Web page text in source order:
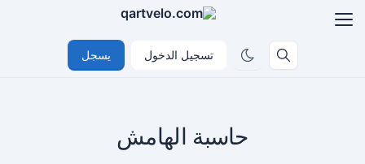
تسجيل الدخول يسجل
حاسبة الهامش